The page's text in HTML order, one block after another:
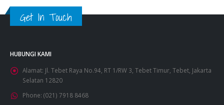
Get In Touch
HUBUNGI KAMI
Alamat: Jl. Tebet Raya No.94, RT 1/RW 3, Tebet Timur, Tebet, Jakarta
Selatan 12820
Phone: (021) 7918 8468